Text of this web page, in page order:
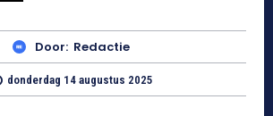
Door: Redactie
donderdag 14 augustus 2025